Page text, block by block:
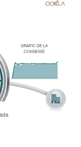
técnica
su conexión al
al CATNIX con la
a Templus